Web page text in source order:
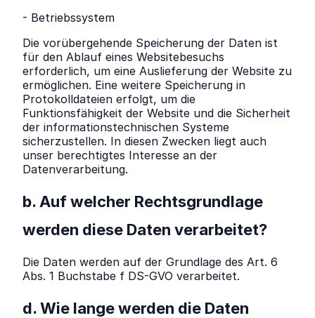
- Betriebssystem
Die vorübergehende Speicherung der Daten ist
für den Ablauf eines Websitebesuchs
erforderlich, um eine Auslieferung der Website zu
ermöglichen. Eine weitere Speicherung in
Protokolldateien erfolgt, um die
Funktionsfähigkeit der Website und die Sicherheit
der informationstechnischen Systeme
sicherzustellen. In diesen Zwecken liegt auch
unser berechtigtes Interesse an der
Datenverarbeitung.
b. Auf welcher Rechtsgrundlage
werden diese Daten verarbeitet?
Die Daten werden auf der Grundlage des Art. 6
Abs. 1 Buchstabe f DS-GVO verarbeitet.
d. Wie lange werden die Daten